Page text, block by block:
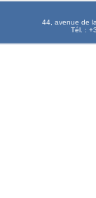
44, avenue de
Tél. :